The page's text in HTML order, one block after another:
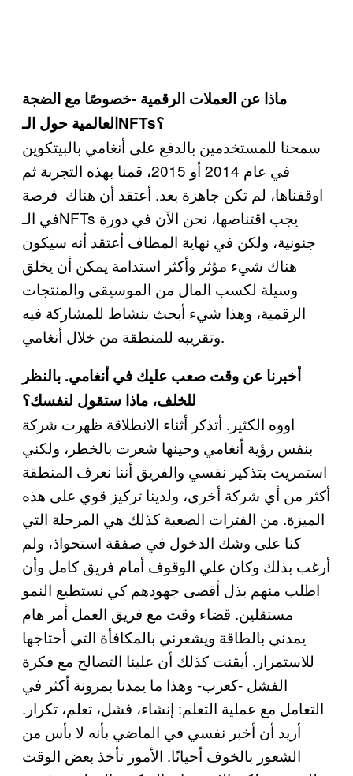
ماذا عن العملات الرقمية -خصوصًا مع الضجة
العالمية حول الـNFTs؟
سمحنا للمستخدمين بالدفع على أنغامي بالبيتكوين
في عام 2014 أو 2015، قمنا بهذه التجربة ثم
اوقفناها، لم تكن جاهزة بعد. أعتقد أن هناك فرصة
في الـNFTs يجب اقتناصها، نحن الآن في دورة
جنونية، ولكن في نهاية المطاف أعتقد أنه سيكون
هناك شيء مؤثر وأكثر استدامة يمكن أن يخلق
وسيلة لكسب المال من الموسيقى والمنتجات
الرقمية، وهذا شيء أبحث بنشاط للمشاركة فيه
وتقريبه للمنطقة من خلال أنغامي.
أخبرنا عن وقت صعب عليك في أنغامي. بالنظر
للخلف، ماذا ستقول لنفسك؟
اووه الكثير. أتذكر أثناء الانطلاقة ظهرت شركة
بنفس رؤية أنغامي وحينها شعرت بالخطر، ولكني
استمريت بتذكير نفسي والفريق أننا نعرف المنطقة
أكثر من أي شركة أخرى، ولدينا تركيز قوي على هذه
الميزة. من الفترات الصعبة كذلك هي المرحلة التي
كنا على وشك الدخول في صفقة استحواذ، ولم
أرغب بذلك وكان علي الوقوف أمام فريق كامل وأن
اطلب منهم بذل أقصى جهودهم كي نستطيع النمو
مستقلين. قضاء وقت مع فريق العمل أمر هام
يمدني بالطاقة ويشعرني بالمكافأة التي أحتاجها
للاستمرار. أيقنت كذلك أن علينا التصالح مع فكرة
الفشل -كعرب- وهذا ما يمدنا بمرونة أكثر في
التعامل مع عملية التعلم: إنشاء، فشل، تعلم، تكرار.
أريد أن أخبر نفسي في الماضي بأنه لا بأس من
الشعور بالخوف أحيانًا. الأمور تأخذ بعض الوقت